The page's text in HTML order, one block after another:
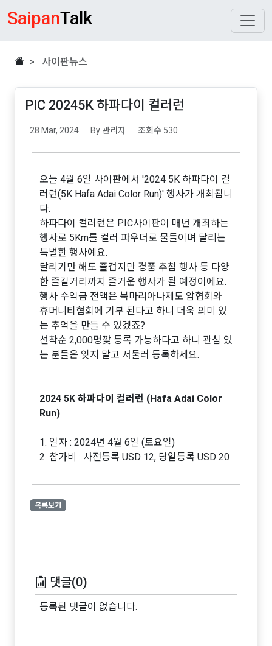
SaipanTalk
> 사이판뉴스
PIC 20245K 하파다이 컬러런
28 Mar, 2024 By 관리자 조회수 530
오늘 4월 6일 사이판에서 '2024 5K 하파다이 컬
러런(5K Hafa Adai Color Run)' 행사가 개최됩니
다.
하파다이 컬러런은 PIC사이판이 매년 개최하는
행사로 5Km를 컬러 파우더로 물들이며 달리는
특별한 행사예요.
달리기만 해도 즐겁지만 경품 추첨 행사 등 다양
한 즐길거리까지 즐거운 행사가 될 예정이에요.
행사 수익금 전액은 북마리아나제도 암협회와
휴머니티협회에 기부 된다고 하니 더욱 의미 있
는 추억을 만들 수 있겠죠?
선착순 2,000명깢 등록 가능하다고 하니 관심 있
는 분들은 잊지 말고 서둘러 등록하세요.
2024 5K 하파다이 컬러런 (Hafa Adai Color
Run)
1. 일자 : 2024년 4월 6일 (토요일)
2. 참가비 : 사전등록 USD 12, 당일등록 USD 20
목록보기
댓글(0)
등록된 댓글이 없습니다.